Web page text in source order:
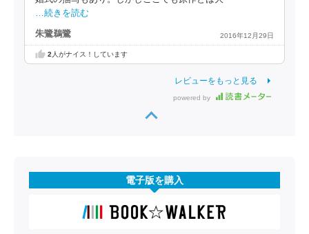
…続きを読む
朱鷺鵜鷺 2016年12月29日
2 人がナイス！しています
レビューをもっと見る
powered by
電子版を購入